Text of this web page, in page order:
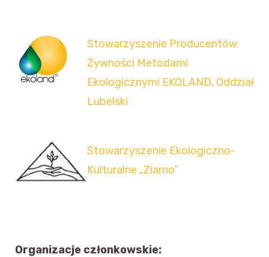
Stowarzyszenie Producentów
Żywności Metodami
Ekologicznymi EKOLAND, Oddział
Lubelski
Stowarzyszenie Ekologiczno-
Kulturalne „Ziarno”
Organizacje członkowskie: